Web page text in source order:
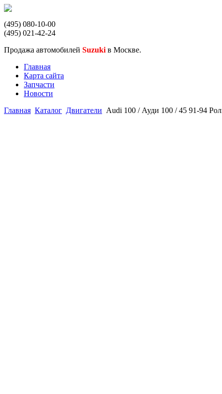
(495) 080-10-00
(495) 021-42-24
Продажа автомобилей Suzuki в Москве.
Главная
Карта сайта
Запчасти
Новости
Главная Каталог Двигатели Audi 100 / Ауди 100 / 45 91-94